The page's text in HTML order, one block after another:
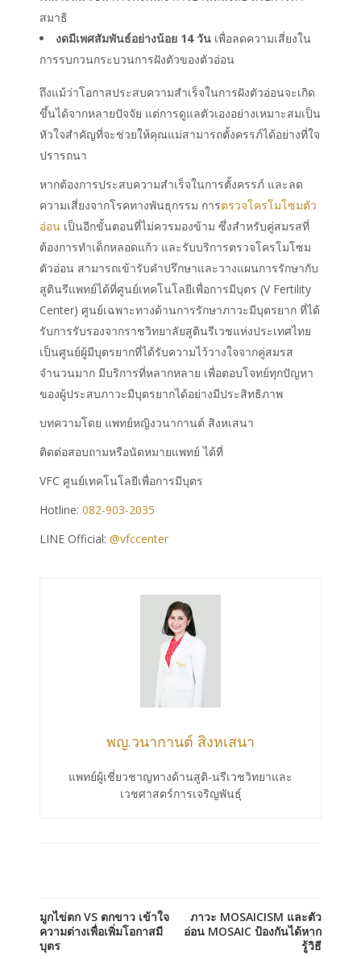
สมาธิ
งดมีเพศสัมพันธ์อย่างน้อย 14 วัน เพื่อลดความเสี่ยงใน
การรบกวนกระบวนการฝังตัวของตัวอ่อน
ถึงแม้ว่าโอกาสประสบความสำเร็จในการฝังตัวอ่อนจะเกิด
ขึ้นได้จากหลายปัจจัย แต่การดูแลตัวเองอย่างเหมาะสมเป็น
หัวใจสำคัญที่จะช่วยให้คุณแม่สามารถตั้งครรภ์ได้อย่างที่ใจ
ปรารถนา
หากต้องการประสบความสำเร็จในการตั้งครรภ์ และลด
ความเสี่ยงจากโรคทางพันธุกรรม การตรวจโครโมโซมตัว
อ่อน เป็นอีกขั้นตอนที่ไม่ควรมองข้าม ซึ่งสำหรับคู่สมรสที่
ต้องการทำเด็กหลอดแก้ว และรับบริการตรวจโครโมโซม
ตัวอ่อน สามารถเข้ารับคำปรึกษาและวางแผนการรักษากับ
สูตินรีแพทย์ได้ที่ศูนย์เทคโนโลยีเพื่อการมีบุตร (V Fertility
Center) ศูนย์เฉพาะทางด้านการรักษาภาวะมีบุตรยาก ที่ได้
รับการรับรองจากราชวิทยาลัยสูตินรีเวชแห่งประเทศไทย
เป็นศูนย์ผู้มีบุตรยากที่ได้รับความไว้วางใจจากคู่สมรส
จำนวนมาก มีบริการที่หลากหลาย เพื่อตอบโจทย์ทุกปัญหา
ของผู้ประสบภาวะมีบุตรยากได้อย่างมีประสิทธิภาพ
บทความโดย แพทย์หญิงวนากานต์ สิงหเสนา
ติดต่อสอบถามหรือนัดหมายแพทย์ ได้ที่
VFC ศูนย์เทคโนโลยีเพื่อการมีบุตร
Hotline: 082-903-2035
LINE Official: @vfccenter
พญ.วนากานต์ สิงหเสนา
แพทย์ผู้เชี่ยวชาญทางด้านสูติ-นรีเวชวิทยาและ
เวชศาสตร์การเจริญพันธุ์
มูกไข่ตก VS ตกขาว เข้าใจ
ความต่างเพื่อเพิ่มโอกาสมี
บุตร
ภาวะ MOSAICISM และตัว
อ่อน MOSAIC ป้องกันได้หาก
รู้วิธี